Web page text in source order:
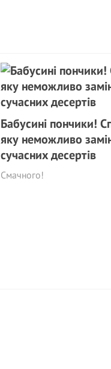
Бабусині пончики!
яку неможливо
сучасних десертів
Смачного!